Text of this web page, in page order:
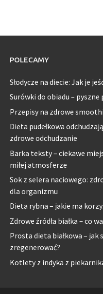
POLECAMY
Słodycze na diecie: Jak je
Surówki do obiadu –
Przepisy na zdrowe
Dieta pudełkowa
zdrowe odchudzanie
Barka teksty – ciekawe
miłej atmosferze
Sok z selera naciowego:
dla organizmu
Dieta rybna – jakie ma
Zdrowe źródła białka – co
Prosta dieta białkowa – jak
zregenerować?
Kotlety z indyka z